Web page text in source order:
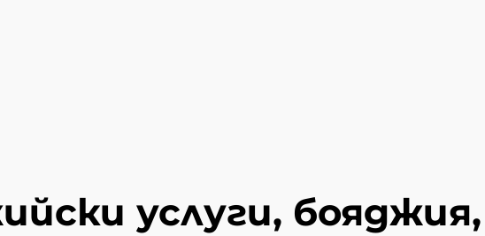
услуги, бояджия,